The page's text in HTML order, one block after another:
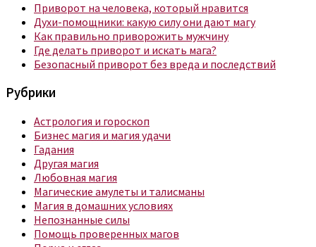
Приворот на человека, который нравится
Духи-помощники: какую силу они дают магу
Как правильно приворожить мужчину
Где делать приворот и искать мага?
Безопасный приворот без вреда и последствий
Рубрики
Астрология и гороскоп
Бизнес магия и магия удачи
Гадания
Другая магия
Любовная магия
Магические амулеты и талисманы
Магия в домашних условиях
Непознанные силы
Помощь проверенных магов